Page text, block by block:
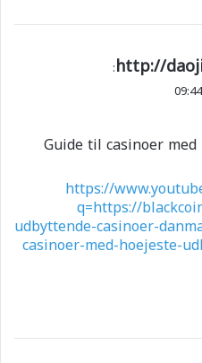
http://
:
Guide til casinoer
https://
q=https://
udbyttende-casinoer-
casinoer-med-hoejeste-